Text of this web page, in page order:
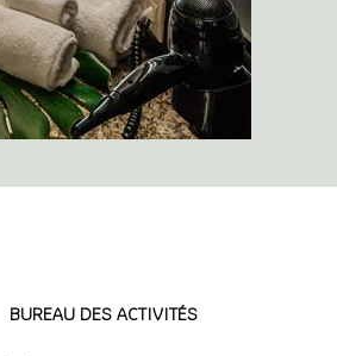
BUREAU DES ACTIVITÉS